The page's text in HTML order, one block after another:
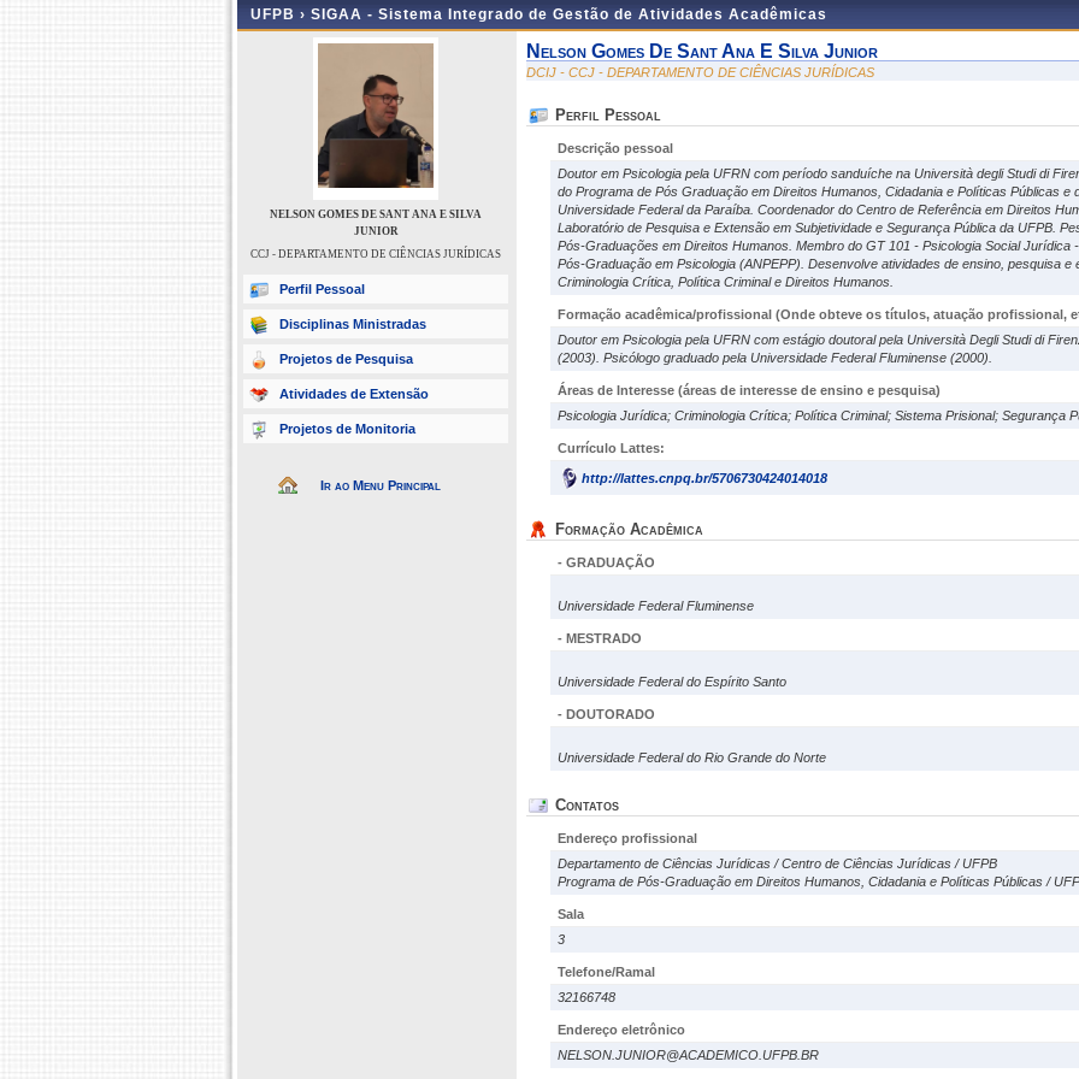
UFPB › SIGAA - Sistema Integrado de Gestão de Atividades Acadêmicas
NELSON GOMES DE SANT ANA E SILVA
JUNIOR
CCJ - DEPARTAMENTO DE CIÊNCIAS JURÍDICAS
Perfil Pessoal
Disciplinas Ministradas
Projetos de Pesquisa
Atividades de Extensão
Projetos de Monitoria
Ir ao Menu Principal
Nelson Gomes De Sant Ana E Silva Junior
DCIJ - CCJ - DEPARTAMENTO DE CIÊNCIAS JURÍDICAS
Perfil Pessoal
Descrição pessoal
Doutor em Psicologia pela UFRN com período sanduíche na Università degli Studi di
do Programa de Pós Graduação em Direitos Humanos, Cidadania e Políticas Públicas
Universidade Federal da Paraíba. Coordenador do Centro de Referência em Direitos
Laboratório de Pesquisa e Extensão em Subjetividade e Segurança Pública da UFPB.
Pós-Graduações em Direitos Humanos. Membro do GT 101 - Psicologia Social Jurídica
Pós-Graduação em Psicologia (ANPEPP). Desenvolve atividades de ensino, pesquisa
Criminologia Crítica, Política Criminal e Direitos Humanos.
Formação acadêmica/profissional (Onde obteve os títulos, atuação profissional,
Doutor em Psicologia pela UFRN com estágio doutoral pela Università Degli Studi di
(2003). Psicólogo graduado pela Universidade Federal Fluminense (2000).
Áreas de Interesse (áreas de interesse de ensino e pesquisa)
Psicologia Jurídica; Criminologia Crítica; Política Criminal; Sistema Prisional; Segurança
Currículo Lattes:
http://lattes.cnpq.br/5706730424014018
Formação Acadêmica
- GRADUAÇÃO
Universidade Federal Fluminense
- MESTRADO
Universidade Federal do Espírito Santo
- DOUTORADO
Universidade Federal do Rio Grande do Norte
Contatos
Endereço profissional
Departamento de Ciências Jurídicas / Centro de Ciências Jurídicas / UFPB
Programa de Pós-Graduação em Direitos Humanos, Cidadania e Políticas Públicas /
Sala
3
Telefone/Ramal
32166748
Endereço eletrônico
NELSON.JUNIOR@ACADEMICO.UFPB.BR